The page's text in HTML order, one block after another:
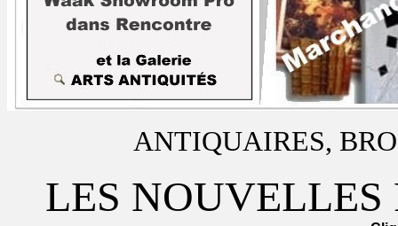
ANTIQUAIRES,
LES NOUVELLES